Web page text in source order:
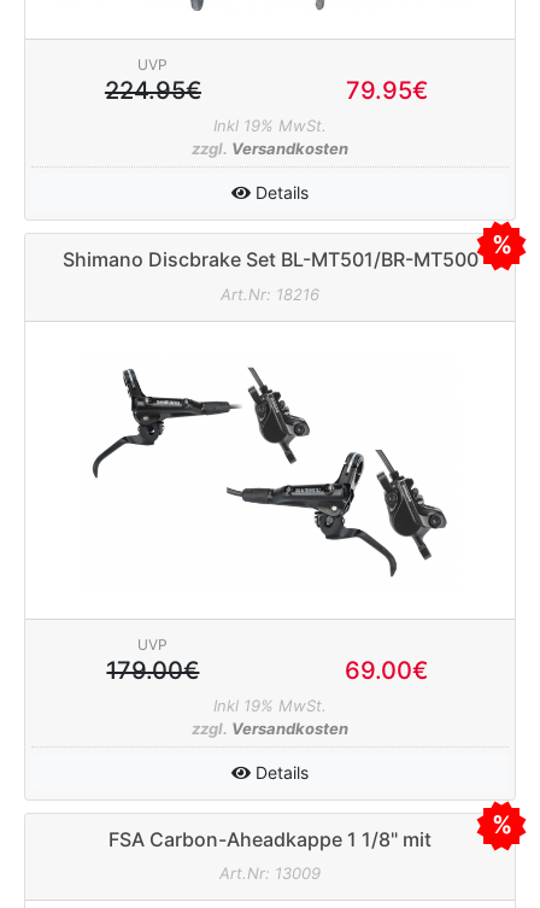
UVP
224.95€ 79.95€
Inkl 19% MwSt.
zzgl. Versandkosten
Details
Shimano Discbrake Set BL-MT501/BR-MT500
Art.Nr: 18216
UVP
179.00€ 69.00€
Inkl 19% MwSt.
zzgl. Versandkosten
Details
FSA Carbon-Aheadkappe 1 1/8" mit
Aluschraube 11g
Art.Nr: 13009